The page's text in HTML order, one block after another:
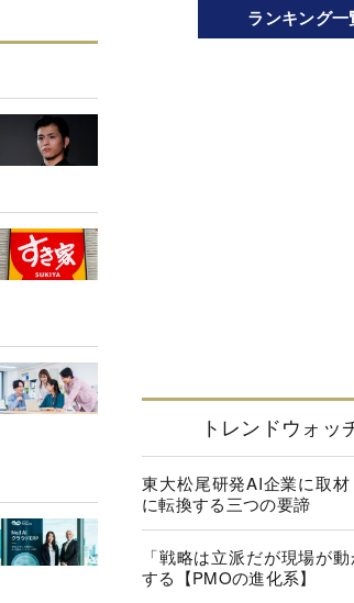
ランキング一
トレンドウォッ
東大松尾研発AI企業に取
に転換する三つの要諦
「戦略は立派だが現場が
する【PMOの進化系】